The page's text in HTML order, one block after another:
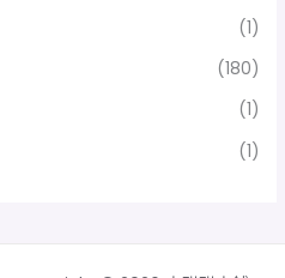
(1)
(180)
(1)
(1)